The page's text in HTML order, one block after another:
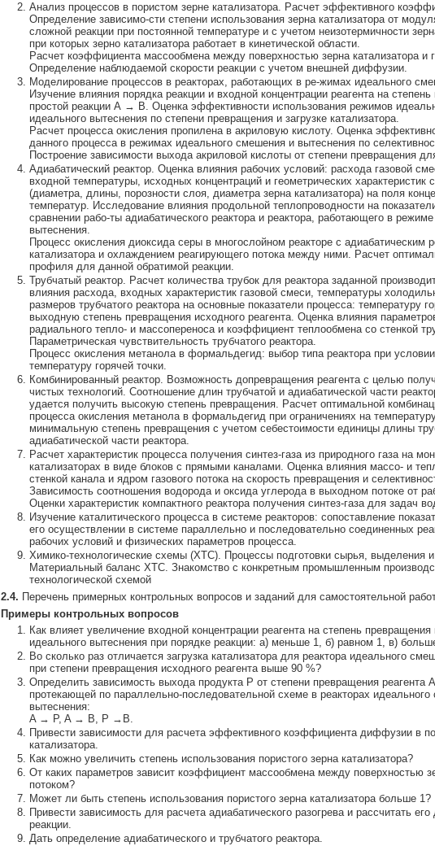
Анализ процессов в пористом зерне катализатора. Расчет эффективного
Определение зависимо-сти степени использования зерна катализатора от
сложной реакции при постоянной температуре и с учетом неизотермичности
при которых зерно катализатора работает в кинетической области.
Расчет коэффициента массообмена между поверхностью зерна катализатора и
Определение наблюдаемой скорости реакции с учетом внешней диффузии.
Моделирование процессов в реакторах, работающих в ре-жимах идеального
Изучение влияния порядка реакции и входной концентрации реагента на
простой реакции А → В. Оценка эффективности использования режимов
идеального вытеснения по степени превращения и загрузке катализатора.
Расчет процесса окисления пропилена в акриловую кислоту. Оценка
данного процесса в режимах идеального смешения и вытеснения по
Построение зависимости выхода акриловой кислоты от степени превращения
Адиабатический реактор. Оценка влияния рабочих условий: расхода газовой
входной температуры, исходных концентраций и геометрических характеристик
(диаметра, длины, порозности слоя, диаметра зерна катализатора) на поля
температур. Исследование влияния продольной теплопроводности на
сравнении рабо-ты адиабатического реактора и реактора, работающего в
вытеснения.
Процесс окисления диоксида серы в многослойном реакторе с адиабатическим
катализатора и охлаждением реагирующего потока между ними. Расчет
профиля для данной обратимой реакции.
Трубчатый реактор. Расчет количества трубок для реактора заданной
влияния расхода, входных характеристик газовой смеси, температуры
размеров трубчатого реактора на основные показатели процесса: температуру
выходную степень превращения исходного реагента. Оценка влияния
радиального тепло- и массопереноса и коэффициент теплообмена со стенкой
Параметрическая чувствительность трубчатого реактора.
Процесс окисления метанола в формальдегид: выбор типа реактора при
температуру горячей точки.
Комбинированный реактор. Возможность допревращения реагента с целью
чистых технологий. Соотношение длин трубчатой и адиабатической части
удается получить высокую степень превращения. Расчет оптимальной
процесса окисления метанола в формальдегид при ограничениях на
минимальную степень превращения с учетом себестоимости единицы длины
адиабатической части реактора.
Расчет характеристик процесса получения синтез-газа из природного газа на
катализаторах в виде блоков с прямыми каналами. Оценка влияния массо- и
стенкой канала и ядром газового потока на скорость превращения и
Зависимость соотношения водорода и оксида углерода в выходном потоке от
Оценки характеристик компактного реактора получения синтез-газа для задач
Изучение каталитического процесса в системе реакторов: сопоставление
его осуществлении в системе параллельно и последовательно соединенных
рабочих условий и физических параметров процесса.
Химико-технологические схемы (ХТС). Процессы подготовки сырья, выделения и
Материальный баланс ХТС. Знакомство с конкретным промышленным
технологической схемой
2.4. Перечень примерных контрольных вопросов и заданий для самостоятельной
Примеры контрольных вопросов
Как влияет увеличение входной концентрации реагента на степень превращения
идеального вытеснения при порядке реакции: а) меньше 1, б) равном 1, в)
Во сколько раз отличается загрузка катализатора для реактора идеального
при степени превращения исходного реагента выше 90 %?
Определить зависимость выхода продукта Р от степени превращения реагента
протекающей по параллельно-последовательной схеме в реакторах
вытеснения:
A → P, A → B, P →B.
Привести зависимости для расчета эффективного коэффициента диффузии в
катализатора.
Как можно увеличить степень использования пористого зерна катализатора?
От каких параметров зависит коэффициент массообмена между поверхностью
потоком?
Может ли быть степень использования пористого зерна катализатора больше 1?
Привести зависимость для расчета адиабатического разогрева и рассчитать его
реакции.
Дать определение адиабатического и трубчатого реактора.